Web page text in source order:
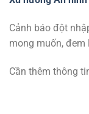
Cảnh báo đột
mong muốn,
Cần thêm thông